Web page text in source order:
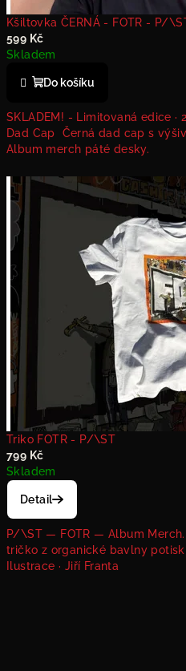
Kšiltovka ČERNÁ - FOTR - P/
599 Kč
Skladem
Do košíku
SKLADEM! - Limitovaná edice
Dad Cap Černá dad cap s
Album merch páté desky.
Triko FOTR - P/\ST
799 Kč
Skladem
Detail
P/\ST — FOTR — Album
tričko z organické bavlny
Ilustrace · Jiří Franta